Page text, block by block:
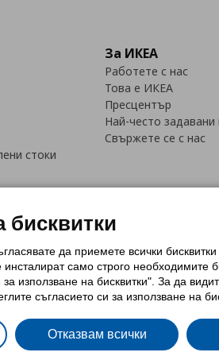
стоки
За ИКЕА
Работете с нас
Това е ИКЕА
Пресцентър
Най-често задавани
Свържете се с нас
на бисквитки (Cookies)Избор на настройки
данни
Политика за защита на личните
лични данни на програма IKEA Family
бисквитки
да приемете всички
само строго
използване на бисквитки". За да
съгласието си за използване на
Отказвам всички